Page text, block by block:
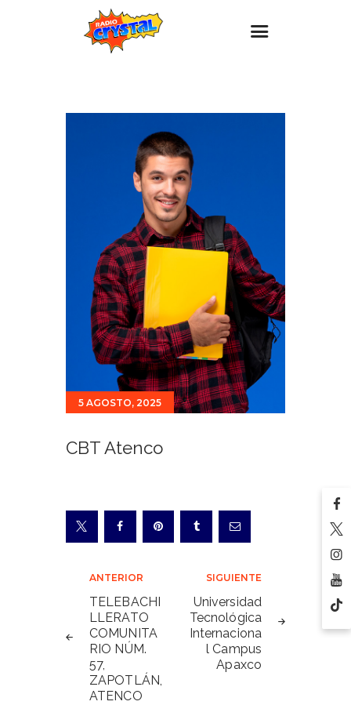
Promociones
Contacto
5 AGOSTO, 2025
CBT Atenco
Navegación
de
entradas
ANTERIOR
TELEBACHI
LLERATO
COMUNITA
RIO NÚM.
57,
ZAPOTLÁN,
ATENCO
SIGUIENTE
Universidad
Tecnológica
Internaciona
l Campus
Apaxco